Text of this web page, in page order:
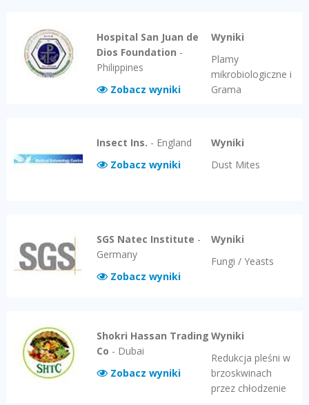
Hospital San Juan de
Dios Foundation -
Philippines
Zobacz wyniki
Wyniki
Plamy
mikrobiologiczne i
Grama
Insect Ins. - England
Zobacz wyniki
Wyniki
Dust Mites
SGS Natec Institute -
Germany
Zobacz wyniki
Wyniki
Fungi / Yeasts
Shokri Hassan Trading
Co - Dubai
Zobacz wyniki
Wyniki
Redukcja pleśni w
brzoskwinach
przez chłodzenie